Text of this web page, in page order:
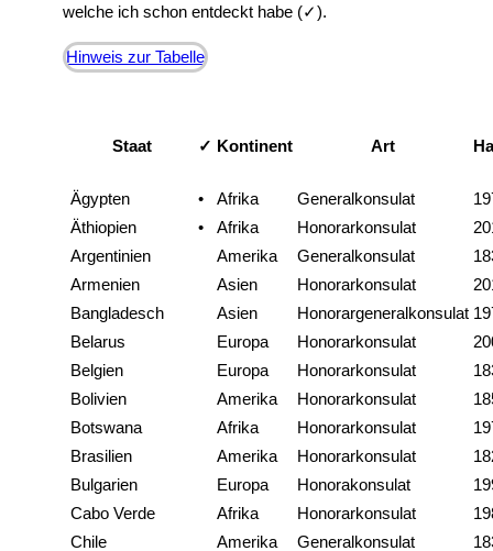
welche ich schon entdeckt habe (✓).
Hinweis zur Tabelle
Staat ✓ Kontinent Art
Ägypten • Afrika Generalkonsulat
Äthiopien
• Afrika Honorarkonsulat
Argentinien
Amerika Generalkonsulat
Armenien
Asien Honorarkonsulat
Bangladesch
Asien Honorargeneralkonsulat
Belarus
Europa Honorarkonsulat
Belgien
Europa Honorarkonsulat
Bolivien
Amerika Honorarkonsulat
Botswana
Afrika Honorarkonsulat
Brasilien
Amerika Honorarkonsulat
Bulgarien
Europa Honorakonsulat
Cabo Verde
Afrika Honorarkonsulat
Chile
Amerika Generalkonsulat